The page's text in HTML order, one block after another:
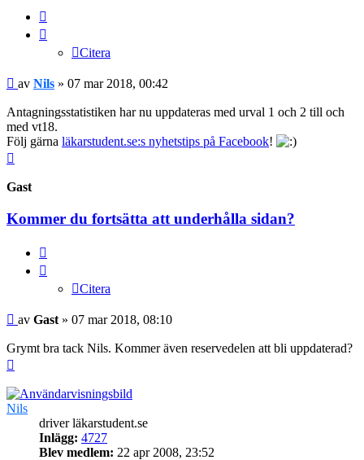
Citera
Inlägg
av Nils » 07 mar 2018, 00:42
Antagningsstatistiken har nu uppdateras med urval 1 och 2 till och
med vt18.
Följ gärna läkarstudent.se:s nyhetstips på Facebook!
Gast
Kommer du fortsätta att underhålla sidan?
Citera
Inlägg
av Gast » 07 mar 2018, 08:10
Grymt bra tack Nils. Kommer även reservedelen att bli uppdaterad?
Nils
driver läkarstudent.se
Inlägg: 4727
Blev medlem: 22 apr 2008, 23:52